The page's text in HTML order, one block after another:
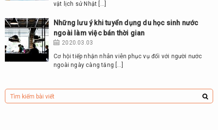
vật lịch sử Nhật […]
Những lưu ý khi tuyển dụng du học sinh nước
ngoài làm việc bán thời gian
2020.03.03
Cơ hội tiếp nhận nhân viên phục vụ đối với người nước
ngoài ngày càng tăng […]